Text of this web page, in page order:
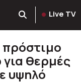
Live TV
θερμές
υψηλό